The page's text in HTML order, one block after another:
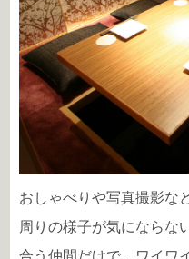
おしゃべりや写真撮影な
周りの様子が気にならな
合う仲間だけで、ワイワ